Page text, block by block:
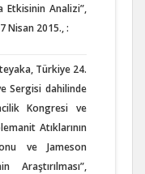
Etkisinin Analizi”,
Nisan 2015., :
Türkiye 24.
Sergisi dahilinde
Kongresi ve
Atıklarının
ve Jameson
Araştırılması”,